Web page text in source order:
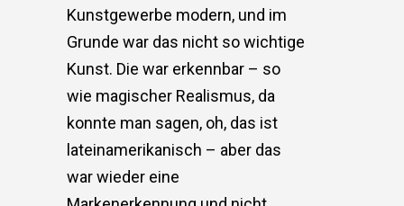
Kunstgewerbe modern, und im
Grunde war das nicht so wichtige
Kunst. Die war erkennbar – so
wie magischer Realismus, da
konnte man sagen, oh, das ist
lateinamerikanisch – aber das
war wieder eine